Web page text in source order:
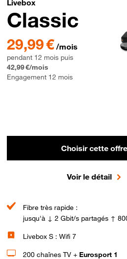
Livebox
Classic
29,99 € par mois pendant 12 mois
29,99 € /mois
pendant 12 mois puis
42,99 €/mois
Engagement 12 mois
Choisir cette offre
Voir le détail
Fibre très rapide :
jusqu'à ↓ 2 Gbit/s partagés ↑
Livebox S : Wifi 7
200 chaînes TV + Eurosport 1